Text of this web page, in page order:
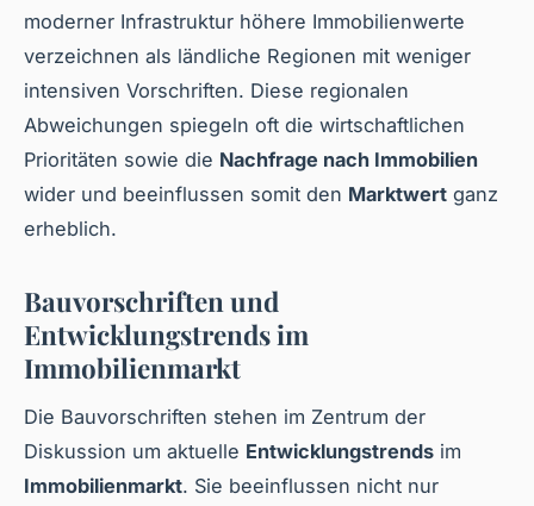
moderner Infrastruktur höhere Immobilienwerte
verzeichnen als ländliche Regionen mit weniger
intensiven Vorschriften. Diese regionalen
Abweichungen spiegeln oft die wirtschaftlichen
Prioritäten sowie die Nachfrage nach Immobilien
wider und beeinflussen somit den Marktwert ganz
erheblich.
Bauvorschriften und
Entwicklungstrends im
Immobilienmarkt
Die Bauvorschriften stehen im Zentrum der
Diskussion um aktuelle Entwicklungstrends im
Immobilienmarkt. Sie beeinflussen nicht nur